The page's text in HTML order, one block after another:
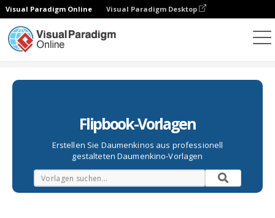
Visual Paradigm Online Visual Paradigm Desktop
Flipbook-Vorlagen
Erstellen Sie Daumenkinos aus professionell
gestalteten Daumenkino-Vorlagen